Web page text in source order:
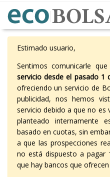
Estimado usuario,
Sentimos comunicarle que
servicio desde el pasado 1
ofreciendo un servicio de
publicidad, nos hemos
servicio debido a que no es
planteado internamente
basado en cuotas, sin
a que las prospecciones
no está dispuesto a pagar
que hay bancos que